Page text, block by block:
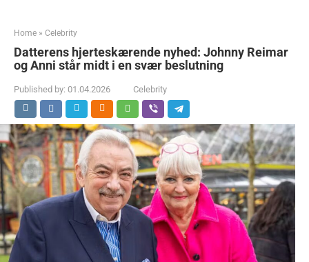
Home » Celebrity
Datterens hjerteskærende nyhed: Johnny Reimar
og Anni står midt i en svær beslutning
Published by: 01.04.2026 Celebrity